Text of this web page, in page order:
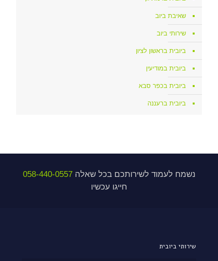
שאיבת ביוב
שירותי ביוב
ביובית בראשון לציון
ביובית במודיעין
ביובית בכפר סבא
ביובית ברעננה
נשמח לעמוד לשירותכם בכל שאלה058-440-0557
חייגו עכשיו
שירותי ביובית